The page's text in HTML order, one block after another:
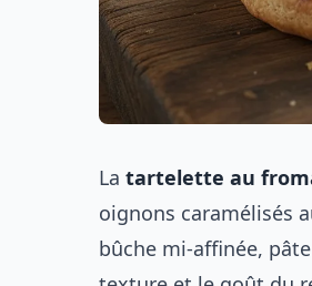
La tartelette au
oignons caramélisés
bûche mi-affinée,